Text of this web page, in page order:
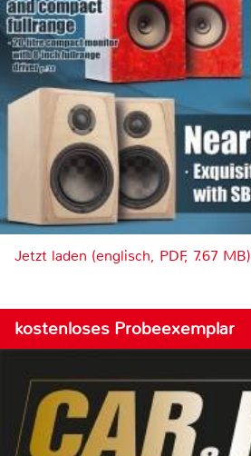
Jetzt laden (englisch, PDF, 7.67 MB)
kostenloses Probeexemplar